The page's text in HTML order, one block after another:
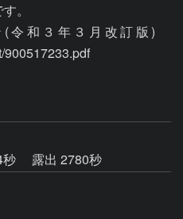
。
(令和３年３月改訂版)
900517233.pdf
露出 2780秒